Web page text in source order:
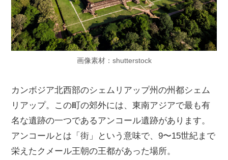
画像素材：shutterstock
カンボジア北西部のシェムリアップ州の州都シェム
リアップ。この町の郊外には、東南アジアで最も有
名な遺跡の一つであるアンコール遺跡があります。
アンコールとは「街」という意味で、9〜15世紀まで
栄えたクメール王朝の王都があった場所。